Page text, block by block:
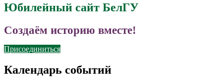
Юбилейный сайт БелГУ
Создаём историю вместе!
Присоединиться
Календарь событий